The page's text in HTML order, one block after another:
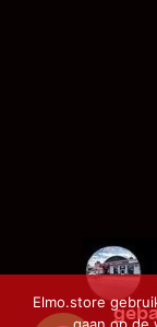
Elmo.store